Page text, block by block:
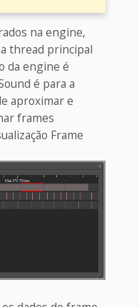
na engine,
thread principal
da engine é
é para a
aproximar e
frames
Frame